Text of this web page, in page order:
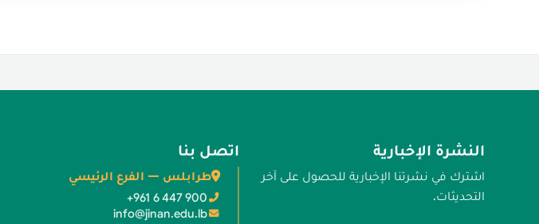
اتصل بنا
طرابلس — الفرع الرئيسي
+961 6 447 900
info@jinan.edu.lb
النشرة الإخبارية
اشترك في نشرتنا الإخبارية للحصول على آخر
التحديثات.